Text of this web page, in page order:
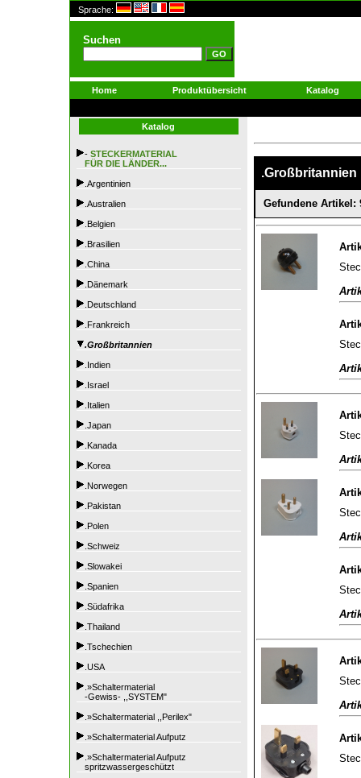
Sprache:
Suchen
Home Produktübersicht Katalog
Katalog
- STECKERMATERIAL
FÜR DIE LÄNDER...
.Argentinien
.Australien
.Belgien
.Brasilien
.China
.Dänemark
.Deutschland
.Frankreich
.Großbritannien
.Indien
.Israel
.Italien
.Japan
.Kanada
.Korea
.Norwegen
.Pakistan
.Polen
.Schweiz
.Slowakei
.Spanien
.Südafrika
.Thailand
.Tschechien
.USA
.»Schaltermaterial
-Gewiss- ,,SYSTEM"
.»Schaltermaterial ,,Perilex"
.»Schaltermaterial Aufputz
.»Schaltermaterial Aufputz
spritzwassergeschützt
.Großbritannien
Gefundene Artikel: